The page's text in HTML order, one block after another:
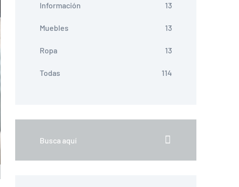
Información 13
Muebles 13
Ropa 13
Todas 114